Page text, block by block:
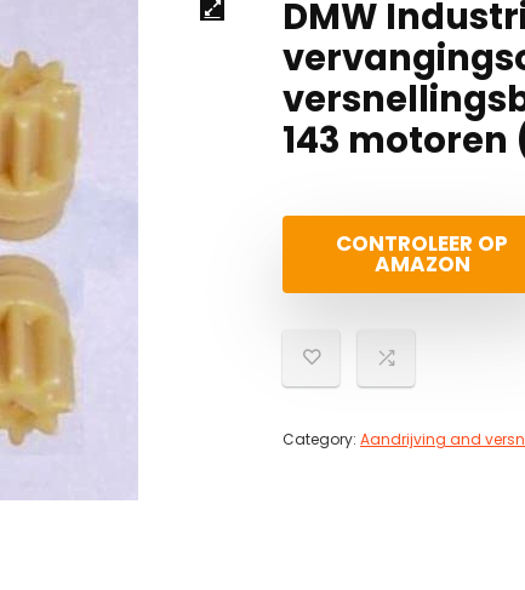
DMW
143 motoren
CONTROLEER OP
AMAZON
Category: Aandrijving and